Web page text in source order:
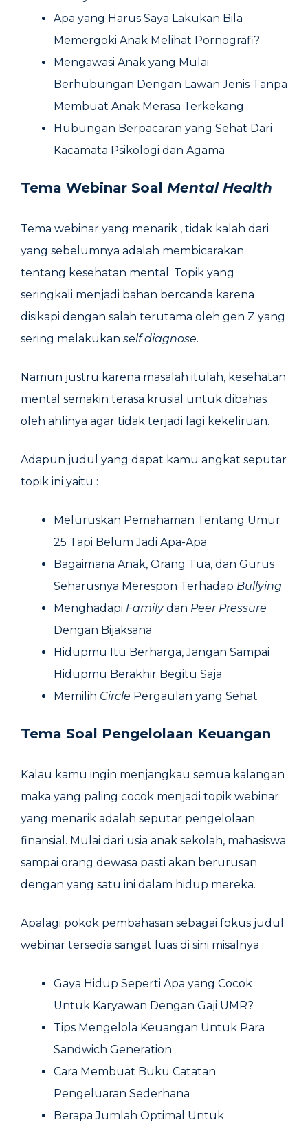
Apa yang Harus Saya Lakukan Bila
Memergoki Anak Melihat Pornografi?
Mengawasi Anak yang Mulai
Berhubungan Dengan Lawan Jenis Tanpa
Membuat Anak Merasa Terkekang
Hubungan Berpacaran yang Sehat Dari
Kacamata Psikologi dan Agama
Tema Webinar Soal Mental Health
Tema webinar yang menarik , tidak kalah dari
yang sebelumnya adalah membicarakan
tentang kesehatan mental. Topik yang
seringkali menjadi bahan bercanda karena
disikapi dengan salah terutama oleh gen Z yang
sering melakukan self diagnose.
Namun justru karena masalah itulah, kesehatan
mental semakin terasa krusial untuk dibahas
oleh ahlinya agar tidak terjadi lagi kekeliruan.
Adapun judul yang dapat kamu angkat seputar
topik ini yaitu :
Meluruskan Pemahaman Tentang Umur
25 Tapi Belum Jadi Apa-Apa
Bagaimana Anak, Orang Tua, dan Gurus
Seharusnya Merespon Terhadap Bullying
Menghadapi Familydan Peer Pressure
Dengan Bijaksana
Hidupmu Itu Berharga, Jangan Sampai
Hidupmu Berakhir Begitu Saja
Memilih Circle Pergaulan yang Sehat
Tema Soal Pengelolaan Keuangan
Kalau kamu ingin menjangkau semua kalangan
maka yang paling cocok menjadi topik webinar
yang menarik adalah seputar pengelolaan
finansial. Mulai dari usia anak sekolah, mahasiswa
sampai orang dewasa pasti akan berurusan
dengan yang satu ini dalam hidup mereka.
Apalagi pokok pembahasan sebagai fokus judul
webinar tersedia sangat luas di sini misalnya :
Gaya Hidup Seperti Apa yang Cocok
Untuk Karyawan Dengan Gaji UMR?
Tips Mengelola Keuangan Untuk Para
Sandwich Generation
Cara Membuat Buku Catatan
Pengeluaran Sederhana
Berapa Jumlah Optimal Untuk